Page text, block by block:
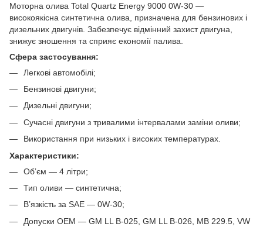
Моторна олива Total Quartz Energy 9000 0W-30 —
високоякісна синтетична олива, призначена для бензинових і
дизельних двигунів. Забезпечує відмінний захист двигуна,
знижує зношення та сприяє економії палива.
Сфера застосування:
Легкові автомобілі;
Бензинові двигуни;
Дизельні двигуни;
Сучасні двигуни з тривалими інтервалами заміни оливи;
Використання при низьких і високих температурах.
Характеристики:
Обʼєм — 4 літри;
Тип оливи — синтетична;
В’язкість за SAE — 0W-30;
Допуски OEM — GM LL B-025, GM LL B-026, MB 229.5, VW